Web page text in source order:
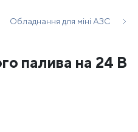
Обладнання для міні АЗС
палива на 24 В